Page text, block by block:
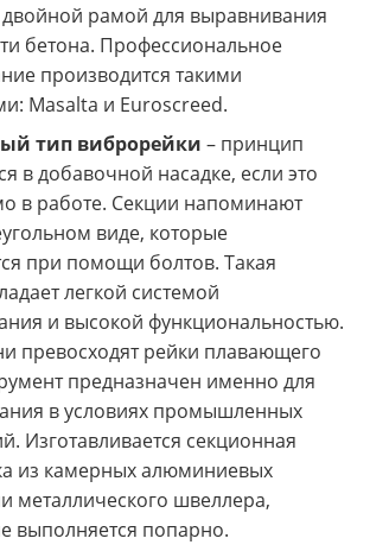
рамой для выравнивания
бетона. Профессиональное
производится такими
Masalta и Euroscreed.
тип виброрейки – принцип
в добавочной насадке, если это
в работе. Секции напоминают
виде, которые
при помощи болтов. Такая
легкой системой
и высокой функциональностью.
превосходят рейки плавающего
предназначен именно для
в условиях промышленных
Изготавливается секционная
из камерных алюминиевых
металлического швеллера,
выполняется попарно.